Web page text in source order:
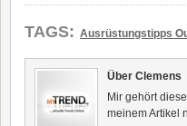
TAGS: Ausrüstungstipps
Über Clemens
Mir gehört
meinem Artikel